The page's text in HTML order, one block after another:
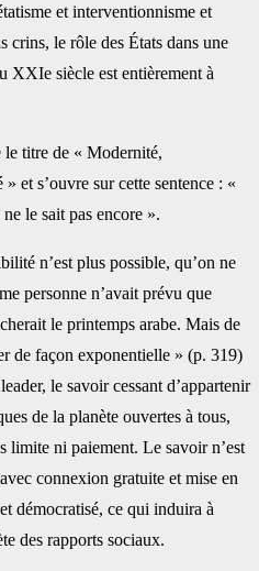
et ‎interventionnisme et
crins, le rôle des États dans une
XXIe siècle est entièrement à
titre de « Modernité,
et s’ouvre sur cette sentence : «
le ‎sait pas encore ».
n’est plus possible, qu’on ne
personne n’avait prévu que
le ‎printemps arabe. Mais de
de façon exponentielle » (p. ‎‎319)
le savoir cessant d’appartenir
de la planète ouvertes à tous,
limite ni paiement. Le savoir n’est
connexion ‎gratuite et mise en
démocratisé, ce qui induira à
des rapports sociaux.‎